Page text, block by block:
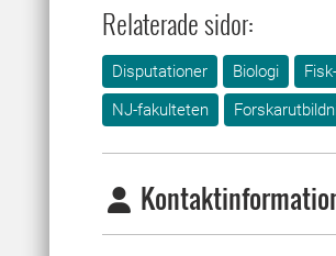
Relaterade sidor:
Disputationer Biologi
NJ-fakulteten